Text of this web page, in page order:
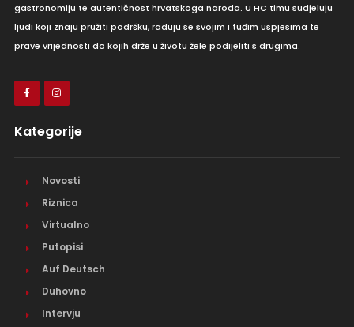
gastronomiju te autentičnost hrvatskoga naroda. U HC timu sudjeluju
ljudi koji znaju pružiti podršku, raduju se svojim i tuđim uspjesima te
prave vrijednosti do kojih drže u životu žele podijeliti s drugima.
Kategorije
Novosti
Riznica
Virtualno
Putopisi
Auf Deutsch
Duhovno
Intervju